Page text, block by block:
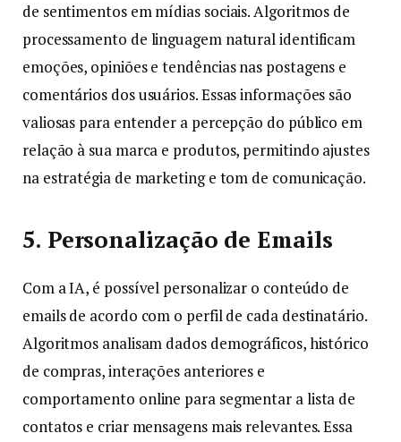
de sentimentos em mídias sociais. Algoritmos de
processamento de linguagem natural identificam
emoções, opiniões e tendências nas postagens e
comentários dos usuários. Essas informações são
valiosas para entender a percepção do público em
relação à sua marca e produtos, permitindo ajustes
na estratégia de marketing e tom de comunicação.
5. Personalização de Emails
Com a IA, é possível personalizar o conteúdo de
emails de acordo com o perfil de cada destinatário.
Algoritmos analisam dados demográficos, histórico
de compras, interações anteriores e
comportamento online para segmentar a lista de
contatos e criar mensagens mais relevantes. Essa